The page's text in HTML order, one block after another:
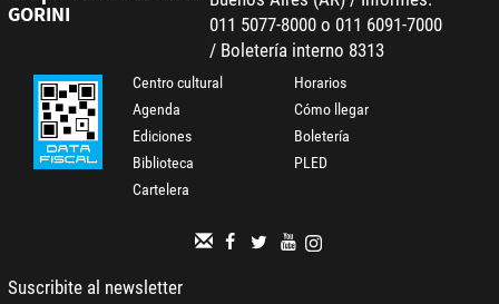
GORINI
011 5077-8000 o 011 6091-7000
/ Boletería interno 8313
Centro cultural
Agenda
Ediciones
Biblioteca
Cartelera
Horarios
Cómo llegar
Boletería
PLED
Suscribite al newsletter